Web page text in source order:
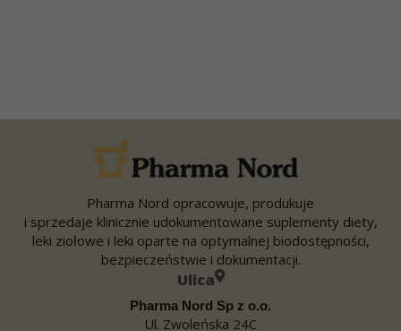
Pharma Nord opracowuje, produkuje
i sprzedaje klinicznie udokumentowane suplementy diety,
leki ziołowe i leki oparte na optymalnej biodostępności,
bezpieczeństwie i dokumentacji.
Ulica
Pharma Nord Sp z o.o.
Ul. Zwoleńska 24C